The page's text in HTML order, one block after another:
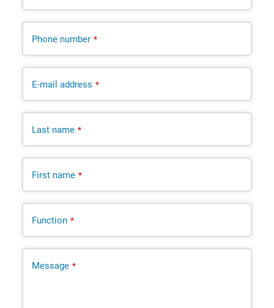
Phone number *
E-mail address *
Last name *
First name *
Function *
Message *